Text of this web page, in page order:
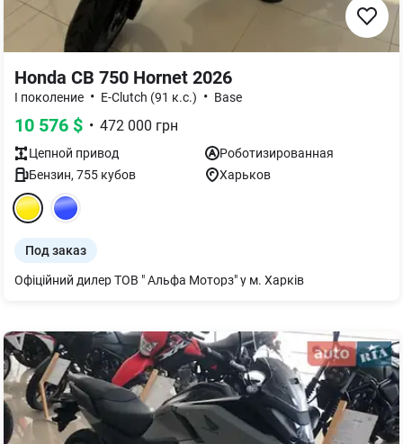
Honda CB 750 Hornet 2026
I поколение • E-Clutch (91 к.с.) • Base
10 576 $ • 472 000 грн
Цепной привод
Роботизированная
Бензин, 755 кубов Харьков
Под заказ
Офіційний дилер ТОВ " Альфа Моторз" у м. Харків